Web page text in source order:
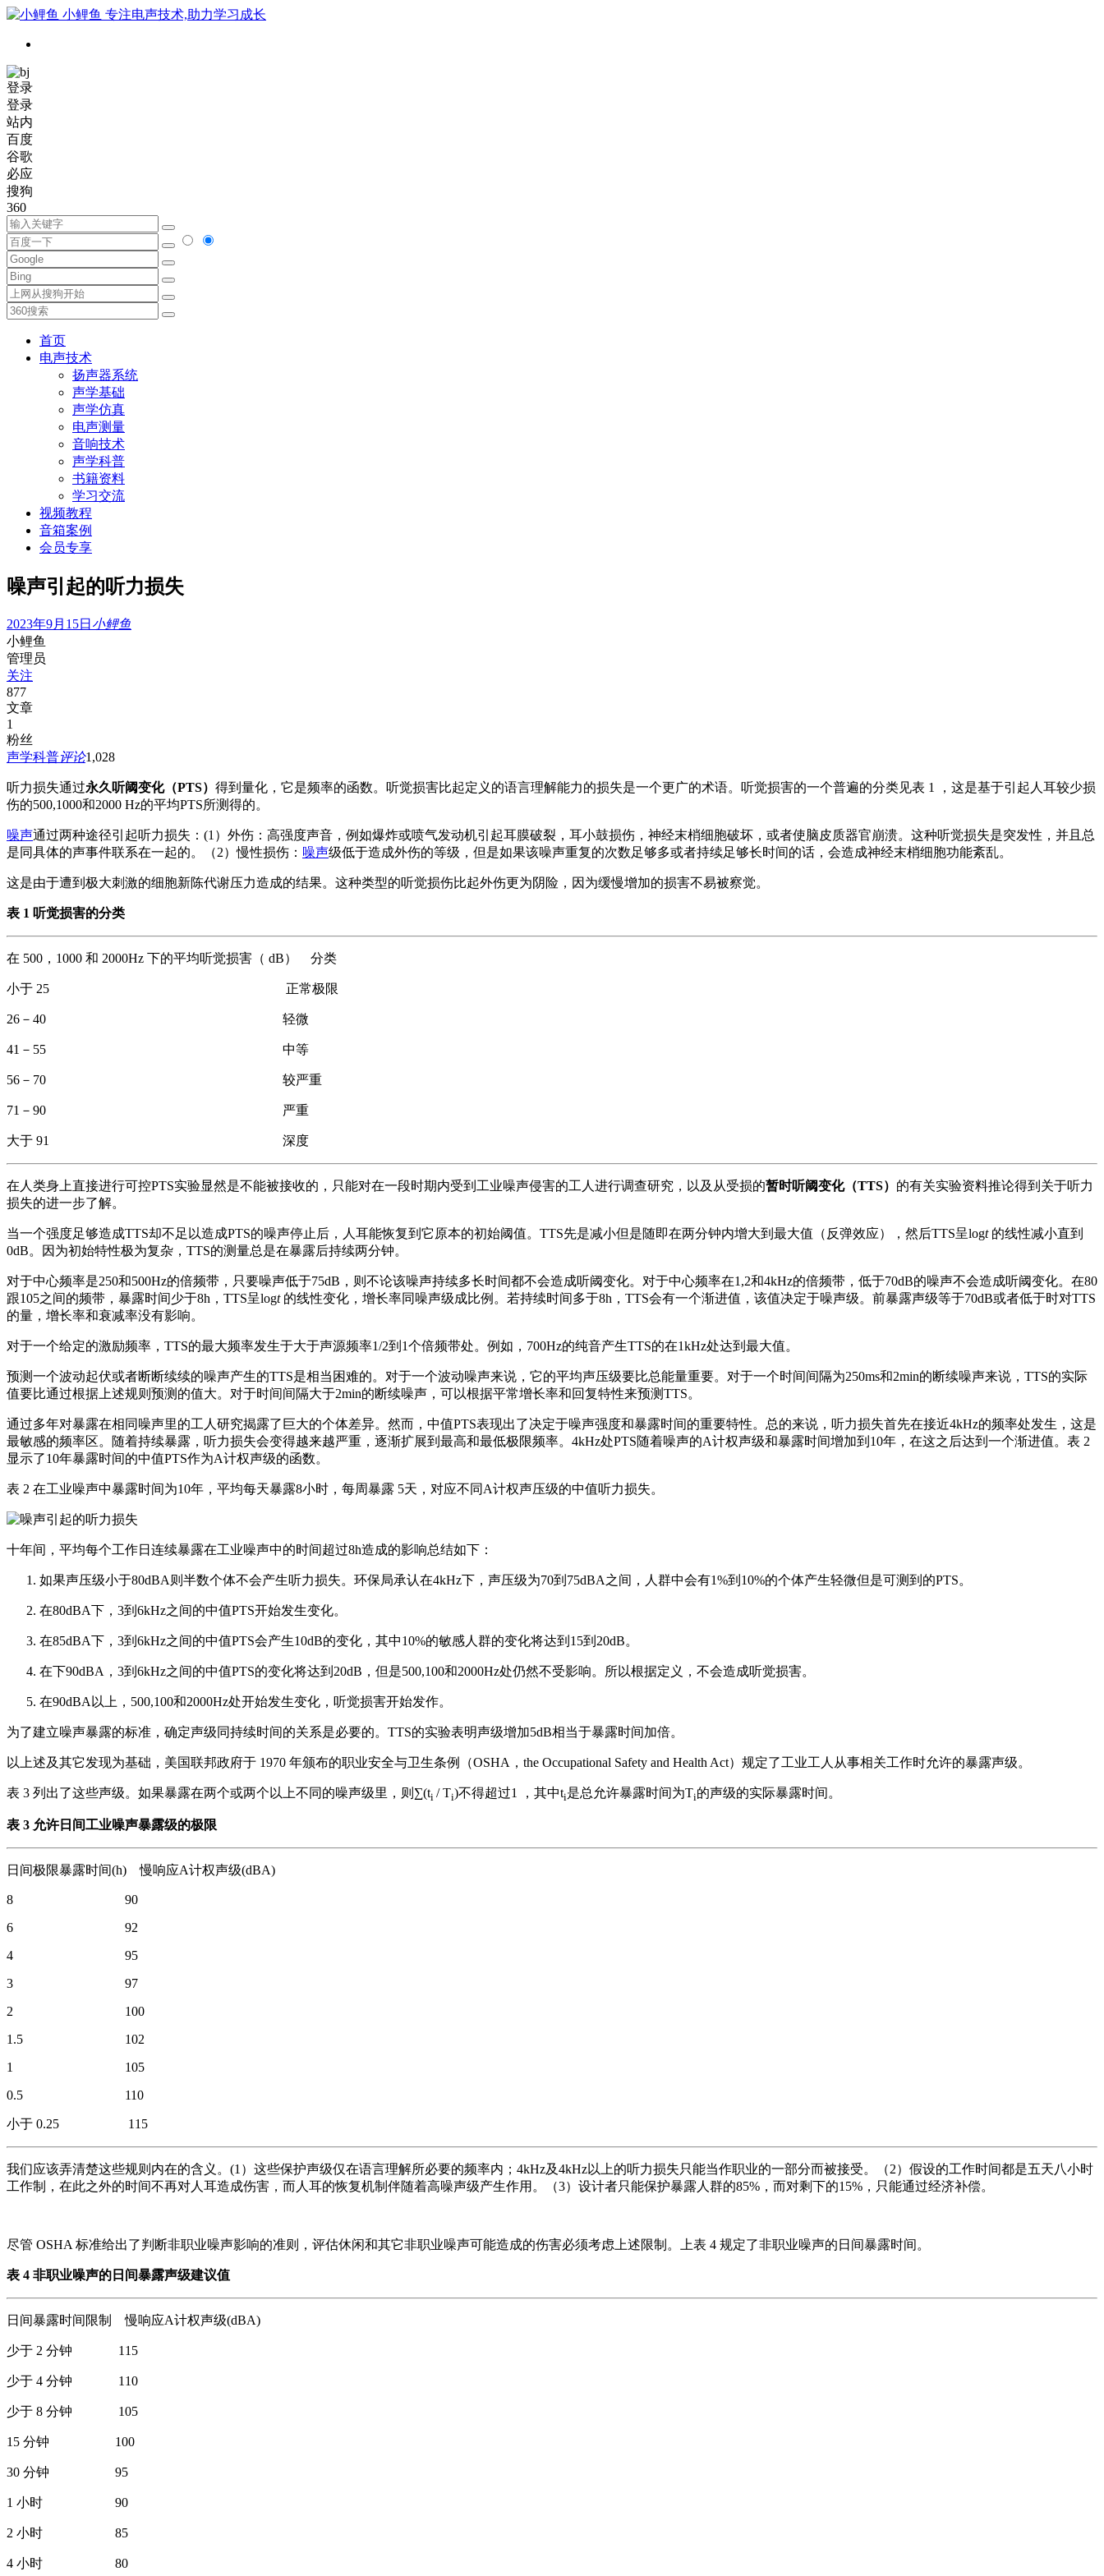
小鲤鱼 专注电声技术,助力学习成长
登录
登录
站内
百度
谷歌
必应
搜狗
360
首页
电声技术
扬声器系统
声学基础
声学仿真
电声测量
音响技术
声学科普
书籍资料
学习交流
视频教程
音箱案例
会员专享
噪声引起的听力损失
2023年9月15日 小鲤鱼
小鲤鱼
管理员
关注
877
文章
1
粉丝
声学科普评论1,028
听力损失通过永久听阈变化（PTS） 得到量化，它是频率的函数。听觉损害比起定义的语言理解能力的损失是一个更广的术语。听觉损害的一个普遍的分类见表 1 ，这是基于引起人耳较少损
伤的500,1000和2000 Hz的平均PTS所测得的。
噪声通过两种途径引起听力损失：(1）外伤：高强度声音，例如爆炸或喷气发动机引起耳膜破裂，耳小鼓损伤，神经末梢细胞破坏，或者使脑皮质器官崩溃。这种听觉损失是突发性，并且总
是同具体的声事件联系在一起的。（2）慢性损伤： 噪声级低于造成外伤的等级，但是如果该噪声重复的次数足够多或者持续足够长时间的话，会造成神经末梢细胞功能紊乱。
这是由于遭到极大刺激的细胞新陈代谢压力造成的结果。这种类型的听觉损伤比起外伤更为阴险，因为缓慢增加的损害不易被察觉。
表 1 听觉损害的分类
在 500，1000 和 2000Hz 下的平均听觉损害（ dB） 分类
小于 25 正常极限
26－40 轻微
41－55 中等
56－70 较严重
71－90 严重
大于 91 深度
在人类身上直接进行可控PTS实验显然是不能被接收的，只能对在一段时期内受到工业噪声侵害的工人进行调查研究，以及从受损的暂时听阈变化（TTS） 的有关实验资料推论得到关于听力
损失的进一步了解。
当一个强度足够造成TTS却不足以造成PTS的噪声停止后，人耳能恢复到它原本的初始阈值。TTS先是减小但是随即在两分钟内增大到最大值（反弹效应），然后TTS呈logt 的线性减小直到
0dB。因为初始特性极为复杂，TTS的测量总是在暴露后持续两分钟。
对于中心频率是250和500Hz的倍频带，只要噪声低于75dB，则不论该噪声持续多长时间都不会造成听阈变化。对于中心频率在1,2和4kHz的倍频带，低于70dB的噪声不会造成听阈变化。在80
跟105之间的频带，暴露时间少于8h，TTS呈logt 的线性变化，增长率同噪声级成比例。若持续时间多于8h，TTS会有一个渐进值，该值决定于噪声级。前暴露声级等于70dB或者低于时对TTS
的量，增长率和衰减率没有影响。
对于一个给定的激励频率，TTS的最大频率发生于大于声源频率1/2到1个倍频带处。例如，700Hz的纯音产生TTS的在1kHz处达到最大值。
预测一个波动起伏或者断断续续的噪声产生的TTS是相当困难的。对于一个波动噪声来说，它的平均声压级要比总能量重要。对于一个时间间隔为250ms和2min的断续噪声来说，TTS的实际
值要比通过根据上述规则预测的值大。对于时间间隔大于2min的断续噪声，可以根据平常增长率和回复特性来预测TTS。
通过多年对暴露在相同噪声里的工人研究揭露了巨大的个体差异。然而，中值PTS表现出了决定于噪声强度和暴露时间的重要特性。总的来说，听力损失首先在接近4kHz的频率处发生，这是
最敏感的频率区。随着持续暴露，听力损失会变得越来越严重，逐渐扩展到最高和最低极限频率。4kHz处PTS随着噪声的A计权声级和暴露时间增加到10年，在这之后达到一个渐进值。表 2
显示了10年暴露时间的中值PTS作为A计权声级的函数。
表 2 在工业噪声中暴露时间为10年，平均每天暴露8小时，每周暴露 5天，对应不同A计权声压级的中值听力损失。
十年间，平均每个工作日连续暴露在工业噪声中的时间超过8h造成的影响总结如下：
如果声压级小于80dBA则半数个体不会产生听力损失。环保局承认在4kHz下，声压级为70到75dBA之间，人群中会有1%到10%的个体产生轻微但是可测到的PTS。
在80dBA下，3到6kHz之间的中值PTS开始发生变化。
在85dBA下，3到6kHz之间的中值PTS会产生10dB的变化，其中10%的敏感人群的变化将达到15到20dB。
在下90dBA，3到6kHz之间的中值PTS的变化将达到20dB，但是500,100和2000Hz处仍然不受影响。所以根据定义，不会造成听觉损害。
在90dBA以上，500,100和2000Hz处开始发生变化，听觉损害开始发作。
为了建立噪声暴露的标准，确定声级同持续时间的关系是必要的。TTS的实验表明声级增加5dB相当于暴露时间加倍。
以上述及其它发现为基础，美国联邦政府于 1970 年颁布的职业安全与卫生条例（OSHA，the Occupational Safety and Health Act）规定了工业工人从事相关工作时允许的暴露声级。
表 3 列出了这些声级。如果暴露在两个或两个以上不同的噪声级里，则∑(ti / Ti)不得超过1 ，其中ti是总允许暴露时间为Ti的声级的实际暴露时间。
表 3 允许日间工业噪声暴露级的极限
日间极限暴露时间(h) 慢响应A计权声级(dBA)
8 90
6 92
4 95
3 97
2 100
1.5 102
1 105
0.5 110
小于 0.25 115
我们应该弄清楚这些规则内在的含义。(1）这些保护声级仅在语言理解所必要的频率内；4kHz及4kHz以上的听力损失只能当作职业的一部分而被接受。（2）假设的工作时间都是五天八小时
工作制，在此之外的时间不再对人耳造成伤害，而人耳的恢复机制伴随着高噪声级产生作用。（3）设计者只能保护暴露人群的85%，而对剩下的15%，只能通过经济补偿。
尽管 OSHA 标准给出了判断非职业噪声影响的准则，评估休闲和其它非职业噪声可能造成的伤害必须考虑上述限制。上表 4 规定了非职业噪声的日间暴露时间。
表 4 非职业噪声的日间暴露声级建议值
日间暴露时间限制 慢响应A计权声级(dBA)
少于 2 分钟 115
少于 4 分钟 110
少于 8 分钟 105
15 分钟 100
30 分钟 95
1 小时 90
2 小时 85
4 小时 80